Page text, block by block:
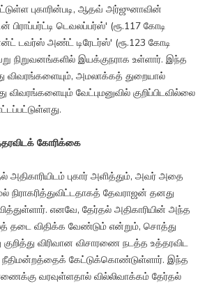
புகாரின்படி, ஆதவ் அர்ஜுனாவின்
பிராப்பர்ட்டி டெவலப்பர்ஸ்' (ரூ.117 கோடி
டவர்ஸ் அண்ட் டிரேடர்ஸ்' (ரூ.123 கோடி
நிறுவனங்களில் இயக்குநராக உள்ளார். இந்த
விவரங்களையும், அமலாக்கத் துறையால்
வேட்புமனுவில் குறிப்பிடவில்லை
கோரிக்கை
புகார் அளித்தும், அவர் அதை
நிராகரித்துவிட்டதாகத் தேவராஜன் தனது
எனவே, தேர்தல் அதிகாரியின் அந்த
தடை விதிக்க வேண்டும் என்றும், சொத்து
விரிவான விசாரணை நடத்த உத்தரவிட
கேட்டுக்கொண்டுள்ளார். இந்த
வரவுள்ளதால் வில்லிவாக்கம் தேர்தல்